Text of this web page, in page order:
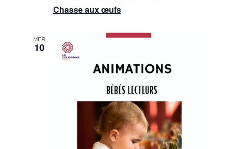
Chasse aux œufs
MER
10